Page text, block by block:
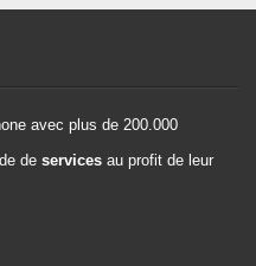
avec plus de 200.000
de services au profit de leur